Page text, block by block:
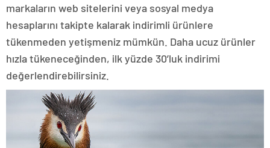
markaların web sitelerini veya sosyal medya
hesaplarını takipte kalarak indirimli ürünlere
tükenmeden yetişmeniz mümkün. Daha ucuz ürünler
hızla tükeneceğinden, ilk yüzde 30’luk indirimi
değerlendirebilirsiniz.